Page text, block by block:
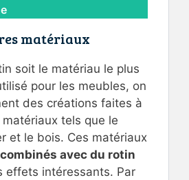
matériaux
soit le matériau le plus
pour les meubles, on
des créations faites à
matériaux tels que le
et le bois. Ces matériaux
avec du rotin
effets intéressants. Par